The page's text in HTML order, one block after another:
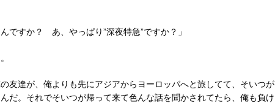
ですか？ あ、やっぱり”深夜特急”ですか？」
友達が、俺よりも先にアジアからヨーロッパへと旅してて、そいつが
だ。それでそいつが帰って来て色んな話を聞かされてたら、俺も負け